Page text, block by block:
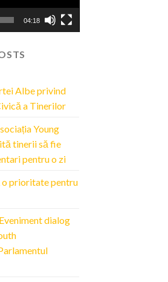
04:18
Albe privind
a Tinerilor
Young
tinerii să fie
pentru o zi
o prioritate pentru
dialog